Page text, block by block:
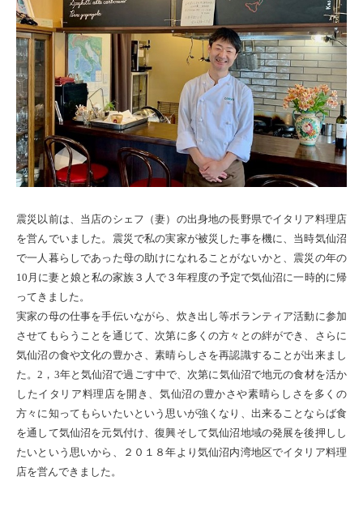
震災以前は、当店のシェフ（妻）の出身地の長野県でイタリア料理店
を営んでいました。震災で私の実家が被災した事を機に、当時気仙沼
で一人暮らしであった母の助けになれることがないかと、震災の年の
10月に妻と娘と私の家族３人で３年程度の予定で気仙沼に一時的に帰
ってきました。
実家の母の仕事を手伝いながら、炊き出し等ボランティア活動に参加
させてもらうことを通じて、次第に多くの方々との絆ができ、さらに
気仙沼の食や文化の豊かさ、素晴らしさを再認識することが出来まし
た。2，3年と気仙沼で過ごす中で、次第に気仙沼で地元の食材を活か
したイタリア料理店を開き、気仙沼の豊かさや素晴らしさを多くの
方々に知ってもらいたいという思いが強くなり、出来ることならば食
を通して気仙沼を元気付け、復興そして気仙沼地域の発展を後押しし
たいという思いから、２０１８年より気仙沼内湾地区でイタリア料理
店を営んできました。